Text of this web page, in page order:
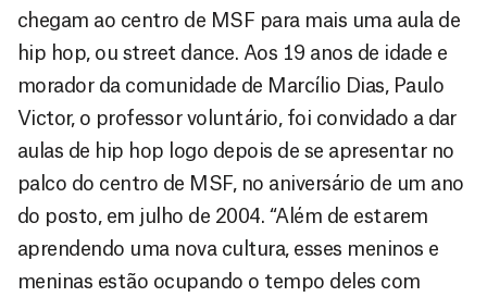
chegam ao centro de MSF para mais uma aula de
hip hop, ou street dance. Aos 19 anos de idade e
morador da comunidade de Marcílio Dias, Paulo
Victor, o professor voluntário, foi convidado a dar
aulas de hip hop logo depois de se apresentar no
palco do centro de MSF, no aniversário de um ano
do posto, em julho de 2004. “Além de estarem
aprendendo uma nova cultura, esses meninos e
meninas estão ocupando o tempo deles com